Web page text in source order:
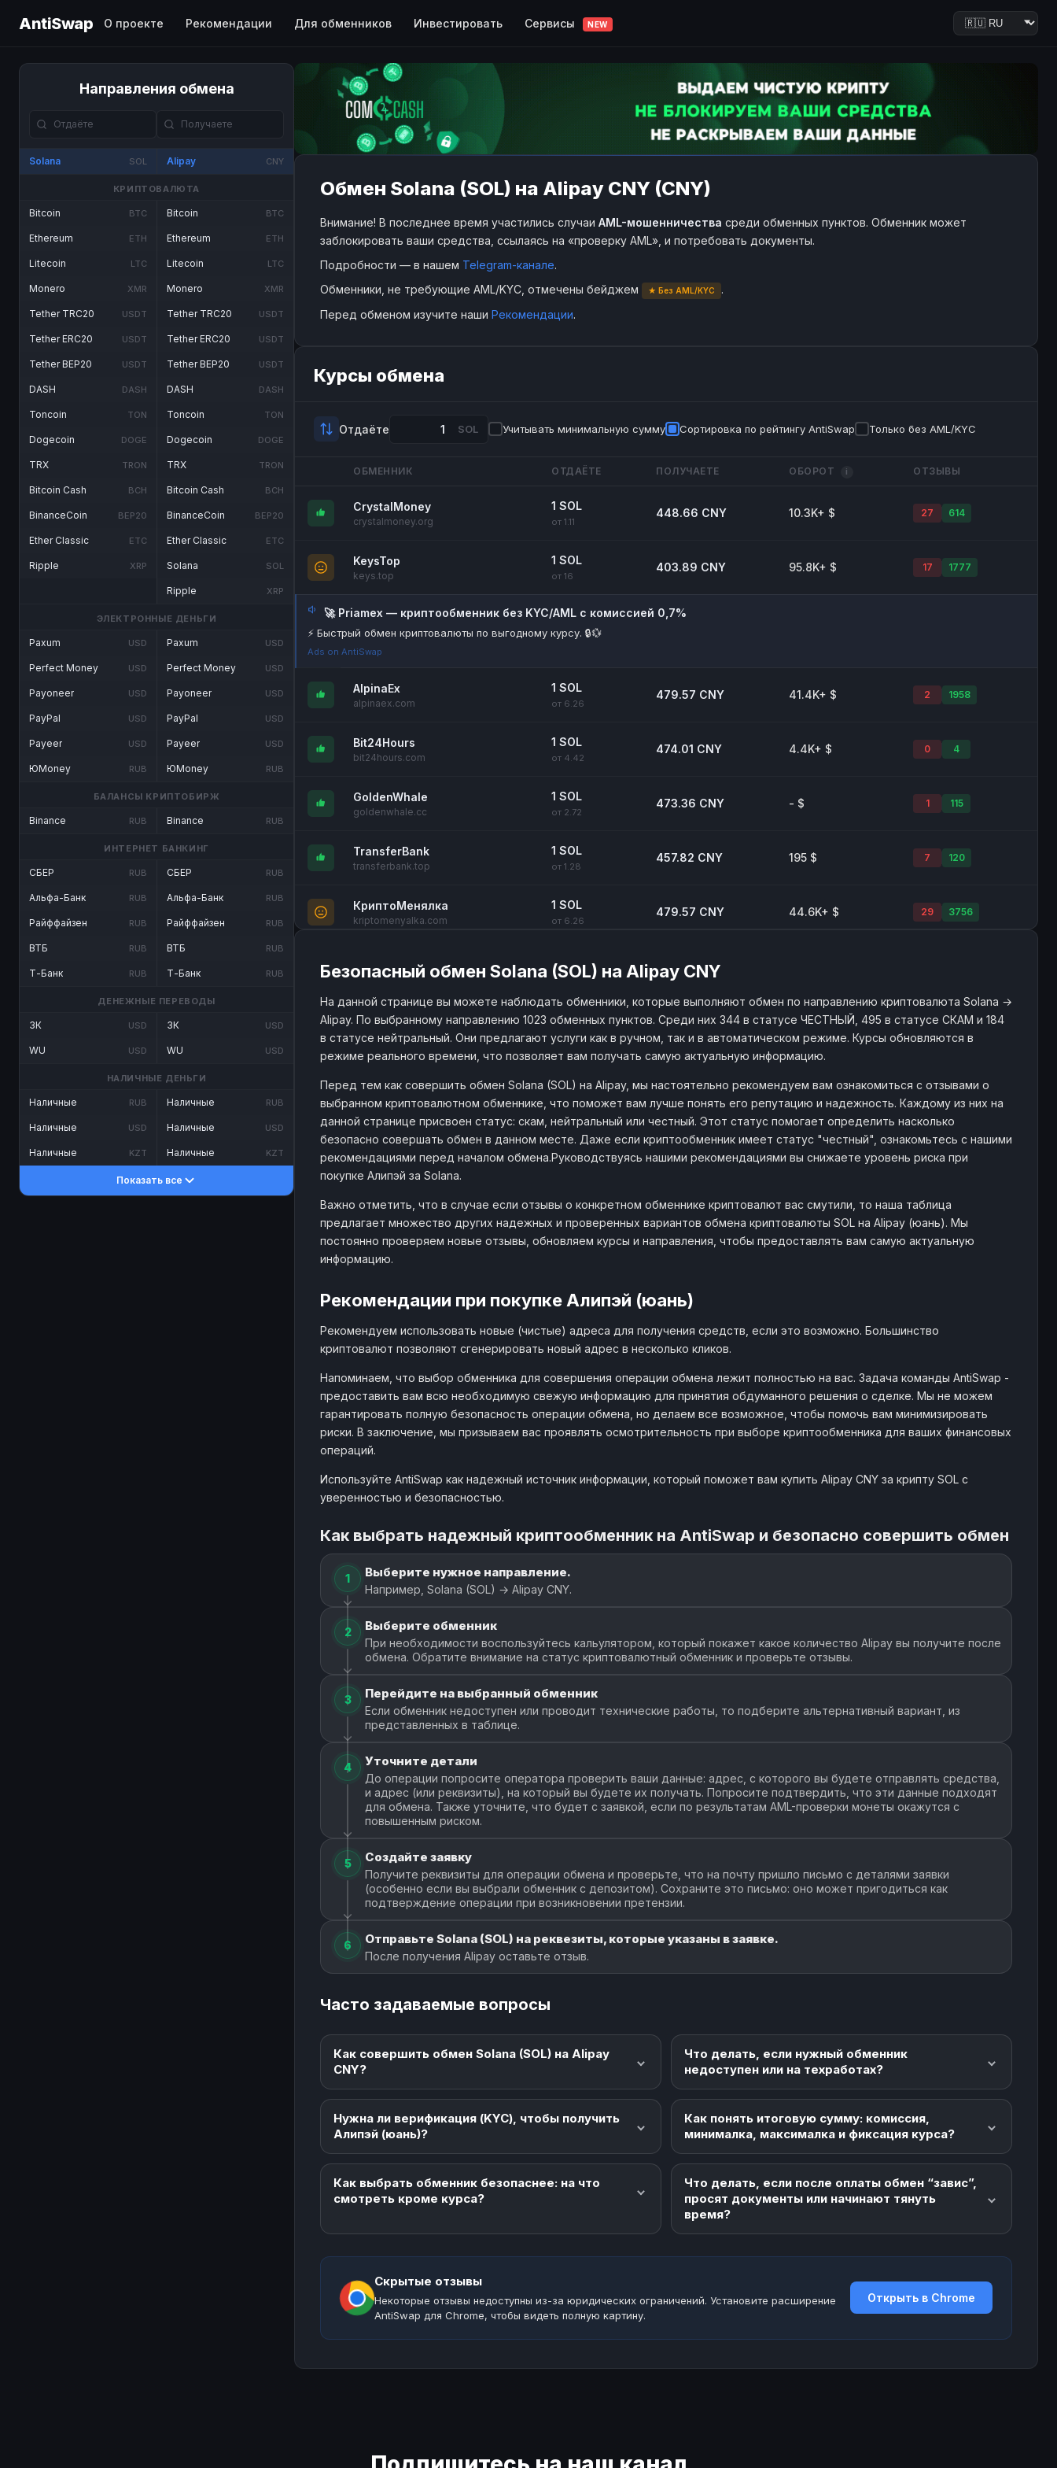
AntiSwap О проекте Рекомендации Для обменников Инвестировать Сервисы NEW
Направления обмена
Solana SOL Alipay CNY
КРИПТОВАЛЮТА
Bitcoin BTC
Ethereum ETH
Litecoin LTC
Monero XMR
Tether TRC20 USDT
Tether ERC20 USDT
Tether BEP20 USDT
DASH DASH
Toncoin TON
Dogecoin DOGE
TRX TRON
Bitcoin Cash BCH
BinanceCoin BEP20
Ether Classic ETC
Ripple XRP
Bitcoin BTC
Ethereum ETH
Litecoin LTC
Monero XMR
Tether TRC20 USDT
Tether ERC20 USDT
Tether BEP20 USDT
DASH DASH
Toncoin TON
Dogecoin DOGE
TRX TRON
Bitcoin Cash BCH
BinanceCoin BEP20
Ether Classic ETC
Solana SOL
Ripple XRP
ЭЛЕКТРОННЫЕ ДЕНЬГИ
Paxum USD
Perfect Money USD
Payoneer USD
PayPal USD
Payeer USD
ЮMoney RUB
Paxum USD
Perfect Money USD
Payoneer USD
PayPal USD
Payeer USD
ЮMoney RUB
БАЛАНСЫ КРИПТОБИРЖ
Binance RUB Binance RUB
ИНТЕРНЕТ БАНКИНГ
СБЕР RUB
Альфа-Банк RUB
Райффайзен RUB
ВТБ RUB
Т-Банк RUB
СБЕР RUB
Альфа-Банк RUB
Райффайзен RUB
ВТБ RUB
Т-Банк RUB
ДЕНЕЖНЫЕ ПЕРЕВОДЫ
ЗК USD
WU USD
ЗК USD
WU USD
НАЛИЧНЫЕ ДЕНЬГИ
Наличные RUB
Наличные USD
Наличные KZT
Наличные RUB
Наличные USD
Наличные KZT
Показать все
Обмен Solana (SOL) на Alipay CNY (CNY)
Внимание! В последнее время участились случаи AML-мошенничества среди обменных пунктов. Обменник может
заблокировать ваши средства, ссылаясь на «проверку AML», и потребовать документы.
Подробности — в нашем Telegram-канале.
Обменники, не требующие AML/KYC, отмечены бейджем
★ Без AML/KYC
.
Перед обменом изучите наши Рекомендации.
Курсы обмена
Отдаёте SOL Учитывать минимальную сумму Сортировка по рейтингу AntiSwap Только без AML/KYC
ОБМЕННИК ОТДАЁТЕ ПОЛУЧАЕТЕ ОБОРОТ i ОТЗЫВЫ
CrystalMoney
crystalmoney.org
1 SOL
от 1.11
448.66 CNY 10.3K+ $ 27 614
KeysTop
keys.top
1 SOL
от 16
403.89 CNY 95.8K+ $ 17 1777
🚀 Priamex — криптообменник без KYC/AML с комиссией 0,7%
⚡ Быстрый обмен криптовалюты по выгодному курсу. 🔒💱
Ads on AntiSwap
AlpinaEx
alpinaex.com
1 SOL
от 6.26
479.57 CNY 41.4K+ $ 2 1958
Bit24Hours
bit24hours.com
1 SOL
от 4.42
474.01 CNY 4.4K+ $ 0 4
GoldenWhale
goldenwhale.cc
1 SOL
от 2.72
473.36 CNY - $ 1 115
TransferBank
transferbank.top
1 SOL
от 1.28
457.82 CNY 195 $ 7 120
КриптоМенялка
kriptomenyalka.com
1 SOL
от 6.26
479.57 CNY 44.6K+ $ 29 3756
bitality.cc от 2.48
463.57 CNY
24Exchange
24.exchange
1 SOL
487.7 CNY 1.3K+ $ 22 58
bro.exchange от 10
ExWm
exwm.cc
1 SOL
от 10
487.3 CNY 170 $ 24 948
CashRocket
BulldogExchange
bulldog.exchange
1 SOL
от 6.78
484.46 CNY 24.2K+ $ 5 691
uachanger.com от 2.69
483.28 CNY
Crystal-Trade
crystal-trade.org
1 SOL
от 2.09
478.79 CNY
2rbina 1 SOL
от 10
478.01 CNY - $ 430 5805
CryptoGin
GramBit
CosmoChanger
cosmochanger.cc
1 SOL
от 8.26
waybit.pl
Kupitman 1 SOL
Касса
kassa.cc
1 SOL
LuckyChange
luckychange.net
1 SOL
от 2.18
459.43 CNY 978 $ 49 4196
X-Pay
Грааль
thegrail.exchange
1 SOL
от 16
417.34 CNY 969K+ $ 11
MoonLight
moonlightexchanger.com
1 SOL
от 7.43
403.89 CNY
Безопасный обмен Solana (SOL) на Alipay CNY
На данной странице вы можете наблюдать обменники, которые выполняют обмен по направлению криптовалюта Solana →
Alipay. По выбранному направлению 1023 обменных пунктов. Среди них 344 в статусе ЧЕСТНЫЙ, 495 в статусе СКАМ и 184
в статусе нейтральный. Они предлагают услуги как в ручном, так и в автоматическом режиме. Курсы обновляются в
режиме реального времени, что позволяет вам получать самую актуальную информацию.
Перед тем как совершить обмен Solana (SOL) на Alipay, мы настоятельно рекомендуем вам ознакомиться с отзывами о
выбранном криптовалютном обменнике, что поможет вам лучше понять его репутацию и надежность. Каждому из них на
данной странице присвоен статус: скам, нейтральный или честный. Этот статус помогает определить насколько
безопасно совершать обмен в данном месте. Даже если криптообменник имеет статус "честный", ознакомьтесь с нашими
рекомендациями перед началом обмена.Руководствуясь нашими рекомендациями вы снижаете уровень риска при
покупке Алипэй за Solana.
Важно отметить, что в случае если отзывы о конкретном обменнике криптовалют вас смутили, то наша таблица
предлагает множество других надежных и проверенных вариантов обмена криптовалюты SOL на Alipay (юань). Мы
постоянно проверяем новые отзывы, обновляем курсы и направления, чтобы предоставлять вам самую актуальную
информацию.
Рекомендации при покупке Алипэй (юань)
Рекомендуем использовать новые (чистые) адреса для получения средств, если это возможно. Большинство
криптовалют позволяют сгенерировать новый адрес в несколько кликов.
Напоминаем, что выбор обменника для совершения операции обмена лежит полностью на вас. Задача команды AntiSwap -
предоставить вам всю необходимую свежую информацию для принятия обдуманного решения о сделке. Мы не можем
гарантировать полную безопасность операции обмена, но делаем все возможное, чтобы помочь вам минимизировать
риски. В заключение, мы призываем вас проявлять осмотрительность при выборе криптообменника для ваших финансовых
операций.
Используйте AntiSwap как надежный источник информации, который поможет вам купить Alipay CNY за крипту SOL с
уверенностью и безопасностью.
Как выбрать надежный криптообменник на AntiSwap и безопасно совершить обмен
1 Выберите нужное направление.
Например, Solana (SOL) → Alipay CNY.
2 Выберите обменник
При необходимости воспользуйтесь кальулятором, который покажет какое количество Alipay вы получите после
обмена. Обратите внимание на статус криптовалютный обменник и проверьте отзывы.
3 Перейдите на выбранный обменник
Если обменник недоступен или проводит технические работы, то подберите альтернативный вариант, из
представленных в таблице.
4 Уточните детали
До операции попросите оператора проверить ваши данные: адрес, с которого вы будете отправлять средства,
и адрес (или реквизиты), на который вы будете их получать. Попросите подтвердить, что эти данные подходят
для обмена. Также уточните, что будет с заявкой, если по результатам AML-проверки монеты окажутся с
повышенным риском.
5 Создайте заявку
Получите реквизиты для операции обмена и проверьте, что на почту пришло письмо с деталями заявки
(особенно если вы выбрали обменник с депозитом). Сохраните это письмо: оно может пригодиться как
подтверждение операции при возникновении претензии.
6 Отправьте Solana (SOL) на реквезиты, которые указаны в заявке.
После получения Alipay оставьте отзыв.
Часто задаваемые вопросы
Как совершить обмен Solana (SOL) на Alipay
CNY?
Что делать, если нужный обменник
недоступен или на техработах?
Нужна ли верификация (KYC), чтобы получить
Алипэй (юань)?
Как понять итоговую сумму: комиссия,
минималка, максималка и фиксация курса?
Как выбрать обменник безопаснее: на что
смотреть кроме курса?
Что делать, если после оплаты обмен “завис”,
просят документы или начинают тянуть
время?
Скрытые отзывы
Некоторые отзывы недоступны из-за юридических ограничений. Установите расширение
AntiSwap для Chrome, чтобы видеть полную картину.
Открыть в Chrome